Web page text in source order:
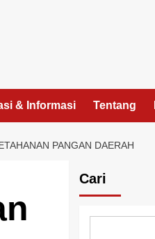
& Informasi Tentang
PANGAN DAERAH
Cari